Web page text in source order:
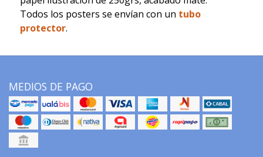
Todos los posters se envían con un tubo
protector.
MEDIOS DE PAGO